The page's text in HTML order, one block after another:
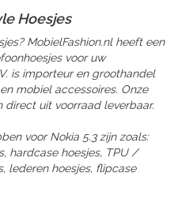
Hoesjes
MobielFashion.nl heeft een
voor uw
is importeur en groothandel
mobiel accessoires. Onze
uit voorraad leverbaar.
voor Nokia 5.3 zijn zoals:
hardcase hoesjes, TPU /
lederen hoesjes, flipcase